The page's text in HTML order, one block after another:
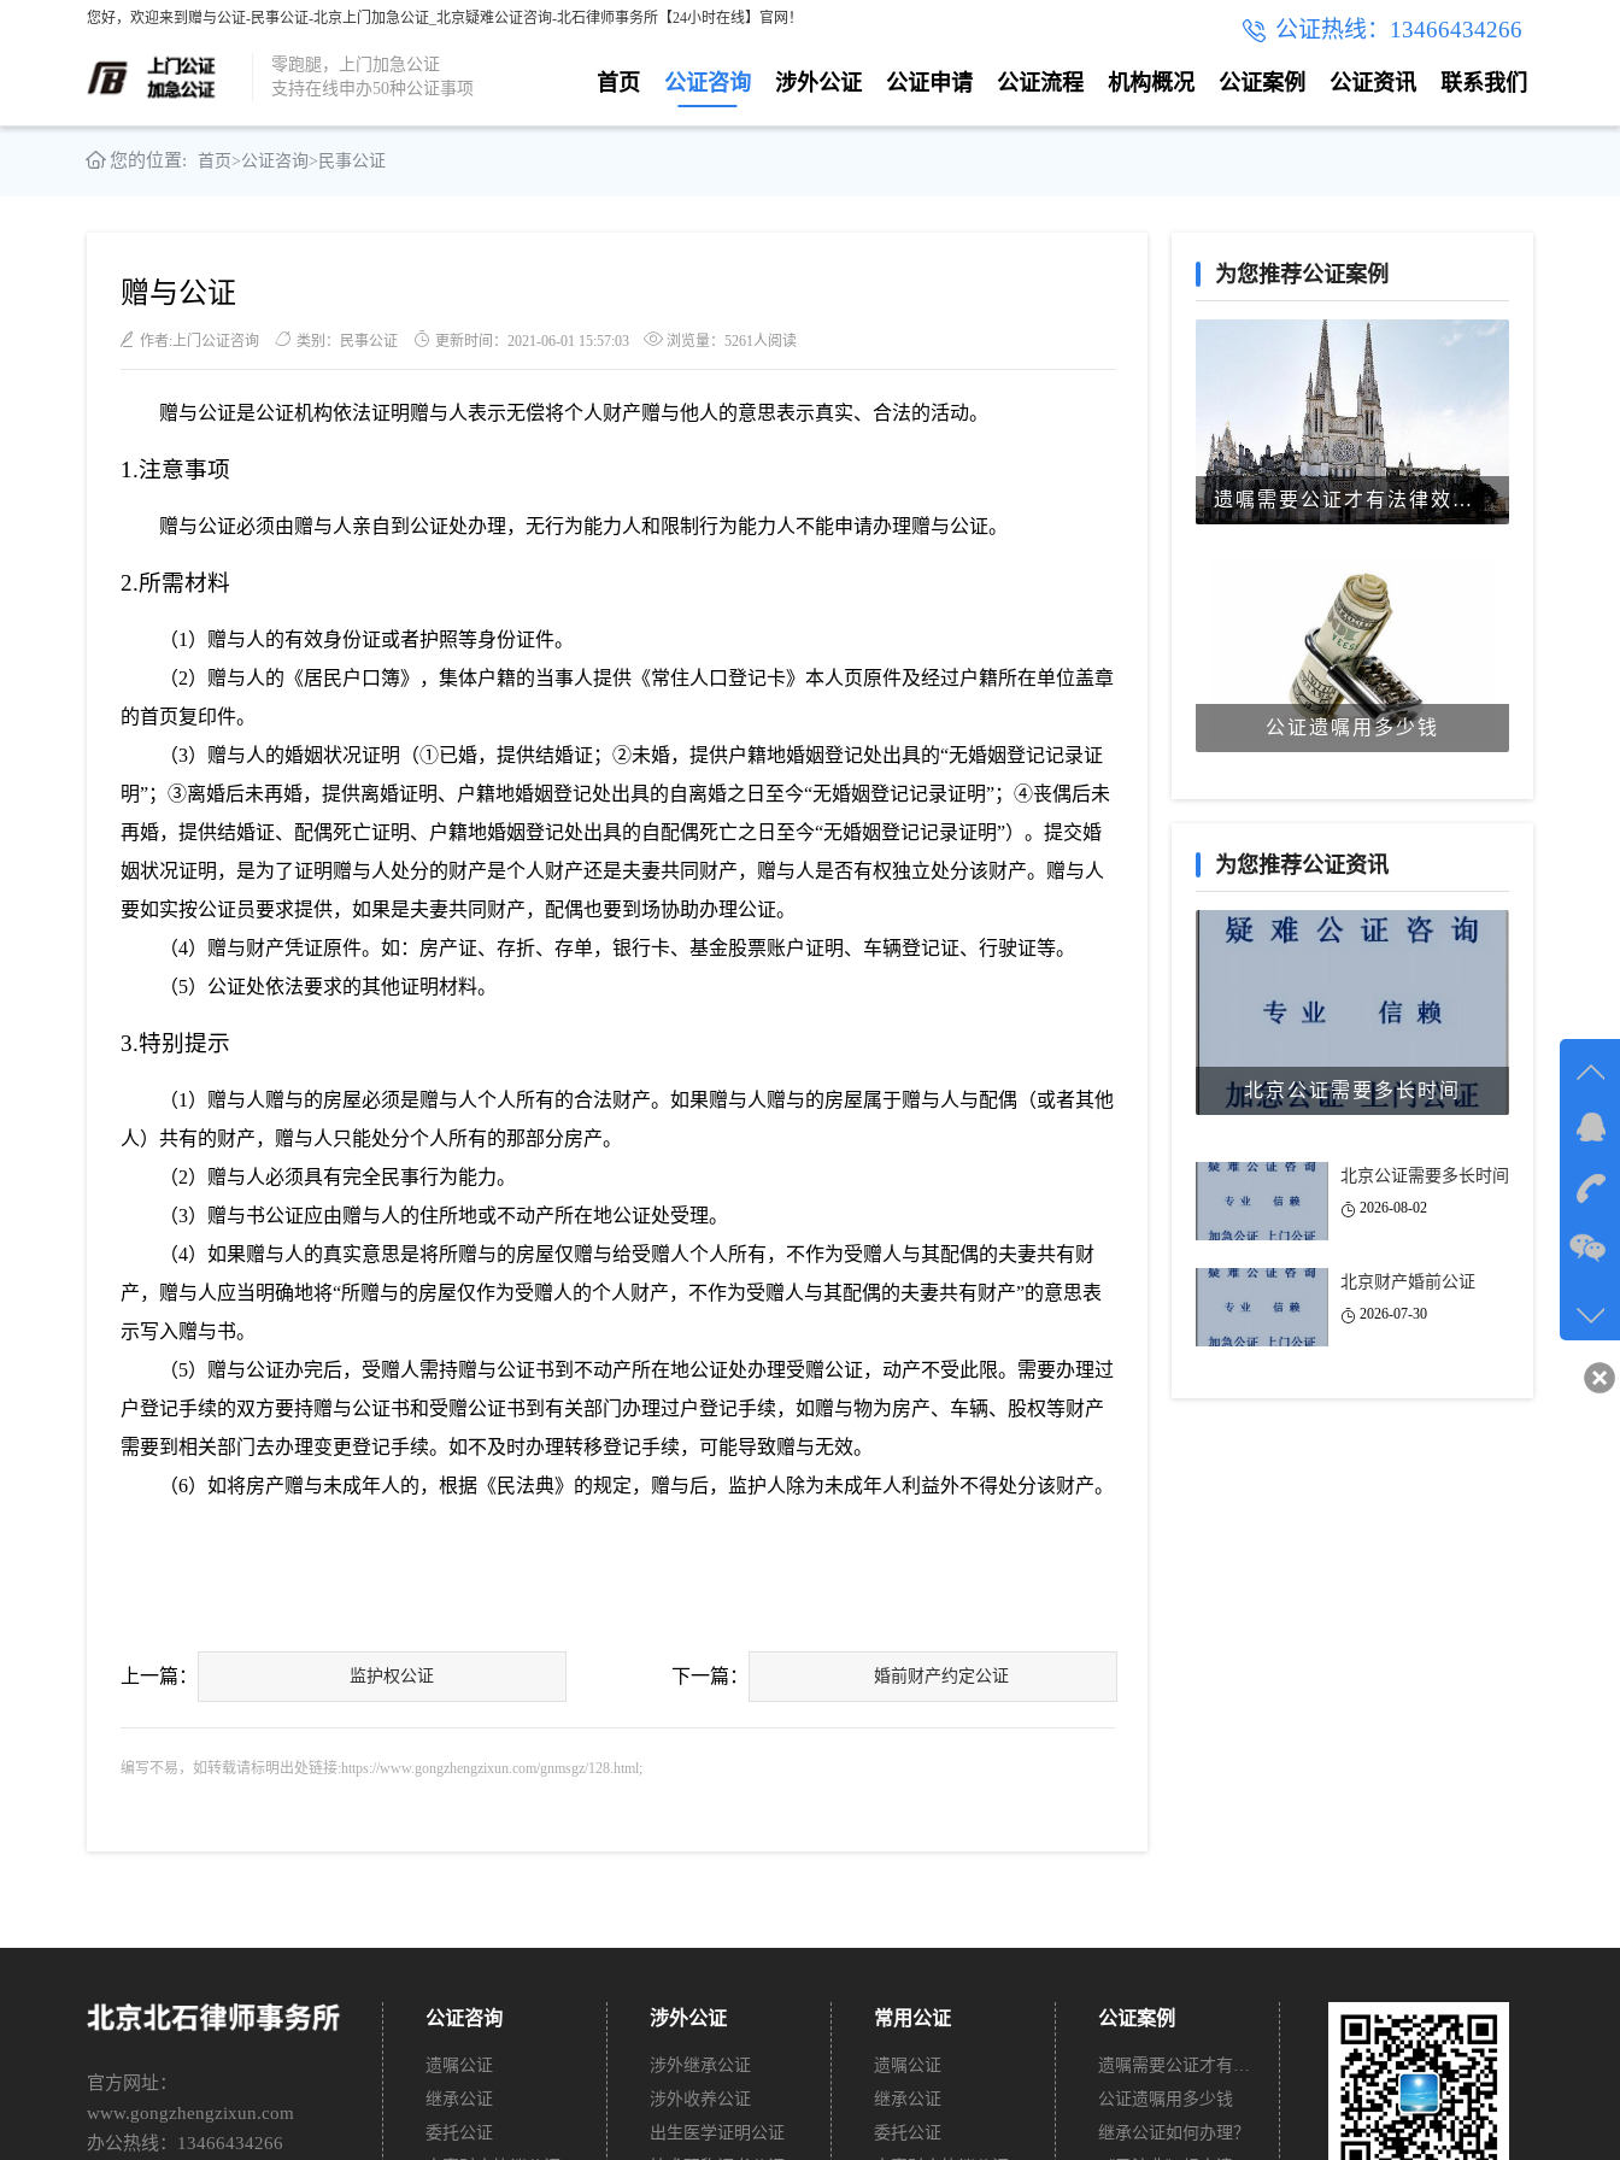
您好，欢迎来到赠与公证-民事公证-北京上门加急公证_北京疑难公证咨询-北石律师事务所【24小时在线】官网！ 公证热线：13466434266
零跑腿，上门加急公证
支持在线申办50种公证事项
联系我们
公证资讯
公证案例
机构概况
公证流程
公证申请
涉外公证
公证咨询
首页
您的位置: 首页>公证咨询> 民事公证
赠与公证
作者:上门公证咨询 类别：民事公证 更新时间：2021-06-01 15:57:03 浏览量：5261人阅读
赠与公证是公证机构依法证明赠与人表示无偿将个人财产赠与他人的意思表示真实、合法的活动。
1.注意事项
赠与公证必须由赠与人亲自到公证处办理，无行为能力人和限制行为能力人不能申请办理赠与公证。
2.所需材料
（1）赠与人的有效身份证或者护照等身份证件。
（2）赠与人的《居民户口簿》，集体户籍的当事人提供《常住人口登记卡》本人页原件及经过户籍所在单位盖章
的首页复印件。
（3）赠与人的婚姻状况证明（①已婚，提供结婚证；②未婚，提供户籍地婚姻登记处出具的“无婚姻登记记录证
明”；③离婚后未再婚，提供离婚证明、户籍地婚姻登记处出具的自离婚之日至今“无婚姻登记记录证明”；④丧偶后未
再婚，提供结婚证、配偶死亡证明、户籍地婚姻登记处出具的自配偶死亡之日至今“无婚姻登记记录证明”）。提交婚
姻状况证明，是为了证明赠与人处分的财产是个人财产还是夫妻共同财产，赠与人是否有权独立处分该财产。赠与人
要如实按公证员要求提供，如果是夫妻共同财产，配偶也要到场协助办理公证。
（4）赠与财产凭证原件。如：房产证、存折、存单，银行卡、基金股票账户证明、车辆登记证、行驶证等。
（5）公证处依法要求的其他证明材料。
3.特别提示
（1）赠与人赠与的房屋必须是赠与人个人所有的合法财产。如果赠与人赠与的房屋属于赠与人与配偶（或者其他
人）共有的财产，赠与人只能处分个人所有的那部分房产。
（2）赠与人必须具有完全民事行为能力。
（3）赠与书公证应由赠与人的住所地或不动产所在地公证处受理。
（4）如果赠与人的真实意思是将所赠与的房屋仅赠与给受赠人个人所有，不作为受赠人与其配偶的夫妻共有财
产，赠与人应当明确地将“所赠与的房屋仅作为受赠人的个人财产，不作为受赠人与其配偶的夫妻共有财产”的意思表
示写入赠与书。
（5）赠与公证办完后，受赠人需持赠与公证书到不动产所在地公证处办理受赠公证，动产不受此限。需要办理过
户登记手续的双方要持赠与公证书和受赠公证书到有关部门办理过户登记手续，如赠与物为房产、车辆、股权等财产
需要到相关部门去办理变更登记手续。如不及时办理转移登记手续，可能导致赠与无效。
（6）如将房产赠与未成年人的，根据《民法典》的规定，赠与后，监护人除为未成年人利益外不得处分该财产。
上一篇： 监护权公证 下一篇： 婚前财产约定公证
编写不易，如转载请标明出处链接:https://www.gongzhengzixun.com/gnmsgz/128.html;
为您推荐公证案例
遗嘱需要公证才有法律效力吗？
公证遗嘱用多少钱
为您推荐公证资讯
北京公证需要多长时间
北京公证需要多长时间
2026-08-02
北京财产婚前公证
2026-07-30
官方网址：
www.gongzhengzixun.com
办公热线：13466434266
公证咨询
遗嘱公证
继承公证
委托公证
涉外公证
涉外继承公证
涉外收养公证
出生医学证明公证
常用公证
遗嘱公证
继承公证
委托公证
公证案例
遗嘱需要公证才有法律效力吗？
公证遗嘱用多少钱
继承公证如何办理？
在线
咨询
客服